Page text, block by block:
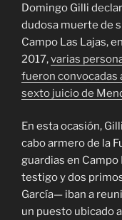
Domingo Gilli
dudosa muerte de
Campo Las Lajas,
2017,varias
fueron convocadas
sexto juicio de
En esta ocasión,
cabo armero de la
guardias en Campo
testigo y dos
García— iban a
un puesto ubicado